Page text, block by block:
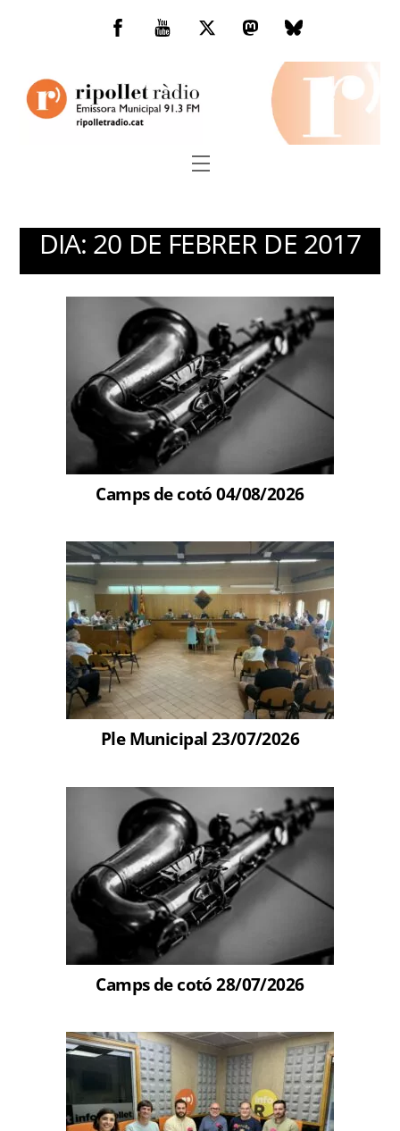
Facebook
You
TwitterMastodonBluesky
Menu
DIA: 20 DE FEBRER DE 2017
Camps de cotó 04/08/2026
Ple Municipal 23/07/2026
Camps de cotó 28/07/2026